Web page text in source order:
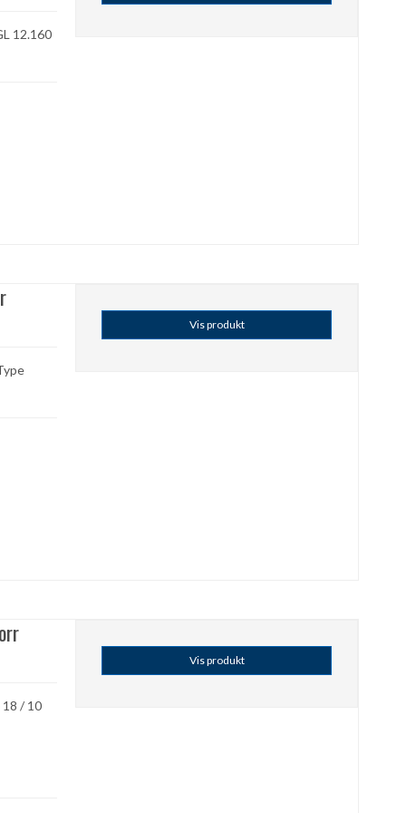
12.160
Vis produkt
/ 10
Vis produkt